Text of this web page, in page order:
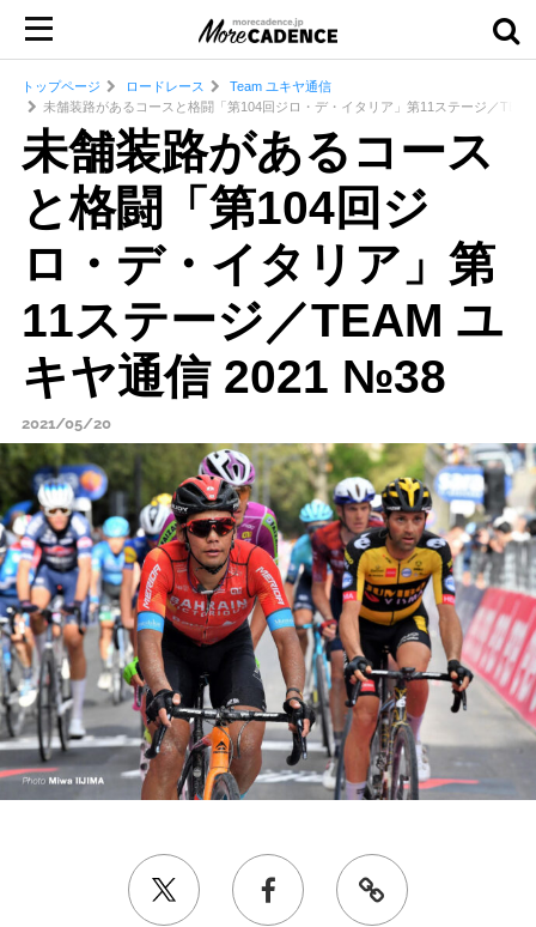
トップページ ロードレース
Team ユキヤ通信
未舗装路があるコースと格闘「第104回ジロ・デ・イタリア」第11ステージ／
未舗装路があるコース
と格闘「第104回ジ
ロ・デ・イタリア」第
11ステージ／TEAM ユ
キヤ通信 2021 №38
2021/05/20